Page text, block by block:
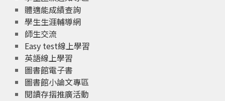
體適能成績查詢
學生生涯輔導網
師生交流
Easy test線上學習
英語線上學習
圖書館電子書
圖書館小論文專區
閱讀存摺推廣活動